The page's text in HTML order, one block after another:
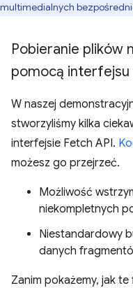
multimedialnych
Pobieranie plików
pomocą interfejsu
W naszej
stworzyliśmy kilka
interfejsie Fetch API.
możesz go przejrzeć.
Możliwość
niekompletnych
Niestandardowy
danych
Zanim pokażemy, jak